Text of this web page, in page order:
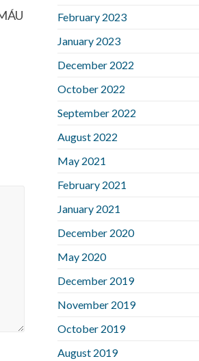
February 2023
January 2023
December 2022
October 2022
September 2022
August 2022
May 2021
February 2021
January 2021
December 2020
May 2020
December 2019
November 2019
October 2019
August 2019